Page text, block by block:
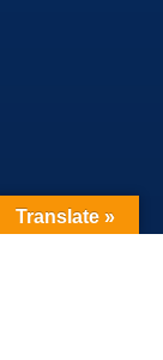
Translate »